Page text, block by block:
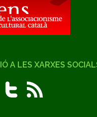
A LES XARXES